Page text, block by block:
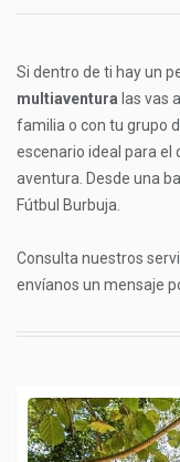
Si dentro de ti hay un
multiaventura las vas
familia o con tu grupo
escenario ideal para el
aventura. Desde una
Fútbul Burbuja.
Consulta nuestros
envíanos un mensaje